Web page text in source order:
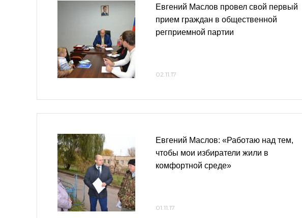
Евгений Маслов провел свой первый
прием граждан в общественной
регприемной партии
02.11.17
Евгений Маслов: «Работаю над тем,
чтобы мои избиратели жили в
комфортной среде»
01.11.17